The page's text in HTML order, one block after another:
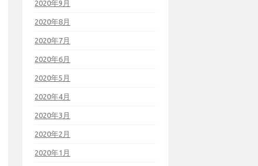
2020年9月
2020年8月
2020年7月
2020年6月
2020年5月
2020年4月
2020年3月
2020年2月
2020年1月